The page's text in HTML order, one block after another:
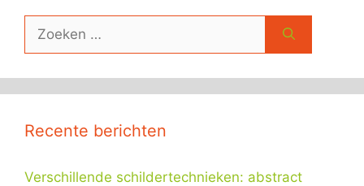
naar:
Recente berichten
Verschillende schildertechnieken: abstract